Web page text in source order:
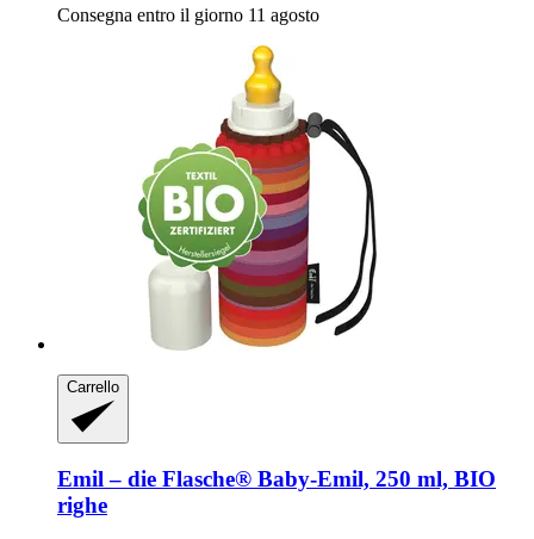
Consegna entro il giorno 11 agosto
Carrello
Emil – die Flasche® Baby-​Emil, 250 ml, BIO
righe